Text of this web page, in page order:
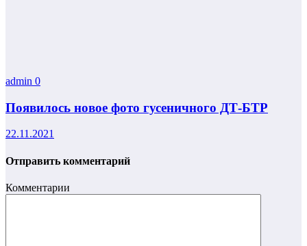
admin 0
Появилось новое фото гусеничного ДТ-БТР
22.11.2021
Отправить комментарий
Комментарии